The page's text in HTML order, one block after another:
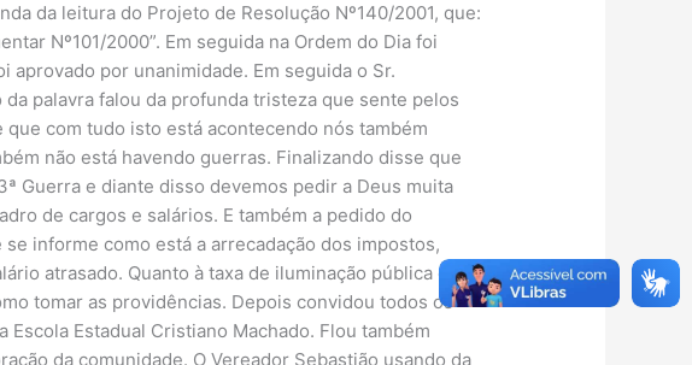
da leitura do Projeto de Resolução Nº140/2001, que:
Nº101/2000”. Em seguida na Ordem do Dia foi
aprovado por unanimidade. Em seguida o Sr.
palavra falou da profunda tristeza que sente pelos
com tudo isto está acontecendo nós também
não está havendo guerras. Finalizando disse que
Guerra e diante disso devemos pedir a Deus muita
de cargos e salários. E também a pedido do
informe como está a arrecadação dos impostos,
atrasado. Quanto à taxa de iluminação pública disse
tomar as providências. Depois convidou todos os
Estadual Cristiano Machado. Flou também
da comunidade. O Vereador Sebastião usando da